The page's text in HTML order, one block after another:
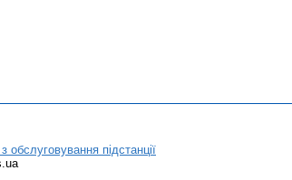
обслуговування підстанції